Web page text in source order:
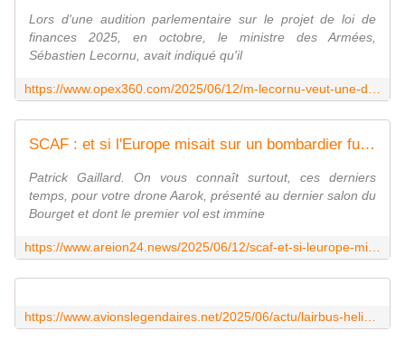
Lors d'une audition parlementaire sur le projet de loi de
finances 2025, en octobre, le ministre des Armées,
Sébastien Lecornu, avait indiqué qu'il
SCAF : et si l'Europe misait sur un bombardier furtif ?
Patrick Gaillard. On vous connaît surtout, ces derniers
temps, pour votre drone Aarok, présenté au dernier salon du
Bourget et dont le premier vol est immine